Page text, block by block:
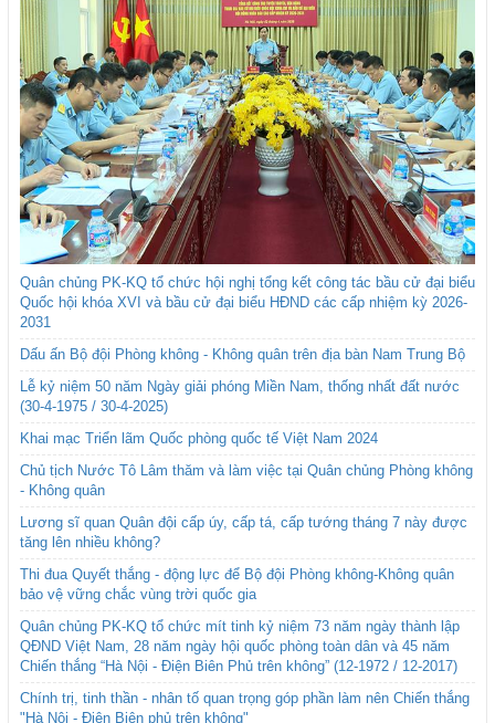
Quân chủng PK-KQ tổ chức hội nghị tổng kết công tác bầu cử đại biểu
Quốc hội khóa XVI và bầu cử đại biểu HĐND các cấp nhiệm kỳ 2026-
2031
Dấu ấn Bộ đội Phòng không - Không quân trên địa bàn Nam Trung Bộ
Lễ kỷ niệm 50 năm Ngày giải phóng Miền Nam, thống nhất đất nước
(30-4-1975 / 30-4-2025)
Khai mạc Triển lãm Quốc phòng quốc tế Việt Nam 2024
Chủ tịch Nước Tô Lâm thăm và làm việc tại Quân chủng Phòng không
- Không quân
Lương sĩ quan Quân đội cấp úy, cấp tá, cấp tướng tháng 7 này được
tăng lên nhiều không?
Thi đua Quyết thắng - động lực để Bộ đội Phòng không-Không quân
bảo vệ vững chắc vùng trời quốc gia
Quân chủng PK-KQ tổ chức mít tinh kỷ niệm 73 năm ngày thành lập
QĐND Việt Nam, 28 năm ngày hội quốc phòng toàn dân và 45 năm
Chiến thắng “Hà Nội - Điện Biên Phủ trên không” (12-1972 / 12-2017)
Chính trị, tinh thần - nhân tố quan trọng góp phần làm nên Chiến thắng
"Hà Nội - Điện Biên phủ trên không"